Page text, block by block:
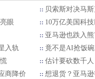
贝索斯对决马
眼
10万亿美国科
亚马逊也跌入
入轨
竟不是AI抢饭
估计要砍数千
商降价
想退货？亚马